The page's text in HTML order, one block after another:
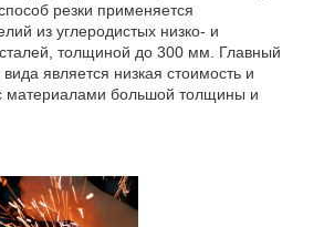
резки применяется
из углеродистых низко- и
толщиной до 300 мм. Главный
является низкая стоимость и
материалами большой толщины и